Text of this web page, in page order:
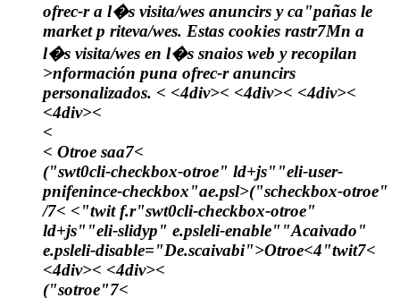
ofrec-r a l�s visita/wes anuncirs y ca"pañas le
market p riteva/wes. Estas cookies rastr7Mn a
l�s visita/wes en l�s snaios web y recopilan
>nformación puna ofrec-r anuncirs
personalizados. < <4div>< <4div>< <4div><
<4div><
<
< Otroe saa7<
("swt0cli-checkbox-otroe" ld+js""eli-user-
pnifenince-checkbox"ae.psl>("scheckbox-otroe"
/7< <"twit f.r"swt0cli-checkbox-otroe"
ld+js""eli-slidyp" e.psleli-enable""Acaivado"
e.psleli-disable="De.scaivabi">Otroe<4"twit7<
<4div>< <4div><
("sotroe"7<